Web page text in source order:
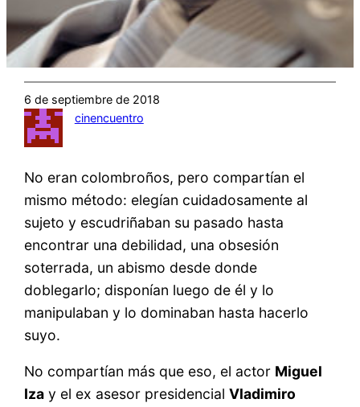
6 de septiembre de 2018
cinencuentro
No eran colombroños, pero compartían el
mismo método: elegían cuidadosamente al
sujeto y escudriñaban su pasado hasta
encontrar una debilidad, una obsesión
soterrada, un abismo desde donde
doblegarlo; disponían luego de él y lo
manipulaban y lo dominaban hasta hacerlo
suyo.
No compartían más que eso, el actor Miguel
Iza y el ex asesor presidencialVladimiro